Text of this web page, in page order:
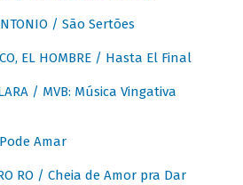
/ São Sertões
EL HOMBRE / Hasta El Final
/ MVB: Música Vingativa
Amar
RO / Cheia de Amor pra Dar